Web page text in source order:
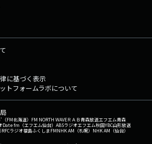
に基づく表示
トフォームラボについて
（FM北海道） FM NORTH WAVEＲＡＢ青森放送エフエム青森
Date fm（エフエム仙台） ABSラジオエフエム秋田YBC山形放送
RFCラジオ福島ふくしまFMNHK AM（札幌） NHK AM（仙台）